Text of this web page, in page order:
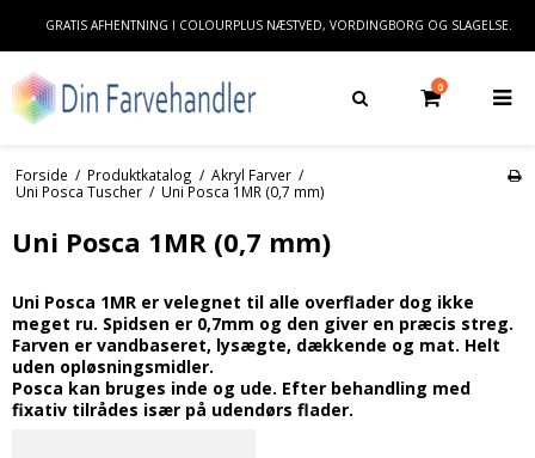
GRATIS AFHENTNING I COLOURPLUS NÆSTVED, VORDINGBORG OG SLAGELSE.
0
Forside / Produktkatalog / Akryl Farver /
Uni Posca Tuscher / Uni Posca 1MR (0,7 mm)
Uni Posca 1MR (0,7 mm)
Uni Posca 1MR er velegnet til alle overflader dog ikke
meget ru. Spidsen er 0,7mm og den giver en præcis streg.
Farven er vandbaseret, lysægte, dækkende og mat. Helt
uden opløsningsmidler.
Posca kan bruges inde og ude. Efter behandling med
fixativ tilrådes især på udendørs flader.